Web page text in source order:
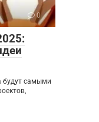
0
будут самыми